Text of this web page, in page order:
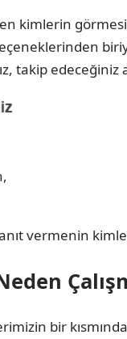
kimlerin
takip edeceğiniz
vermenin
bir